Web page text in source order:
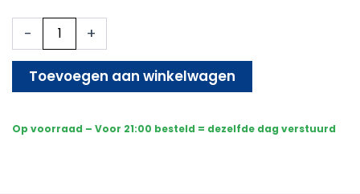
-
Beveiligingscamera
Bekabeld
-
Sony
+
Toevoegen aan winkelwagen
Op voorraad – Voor 21:00 besteld = dezelfde dag verstuurd